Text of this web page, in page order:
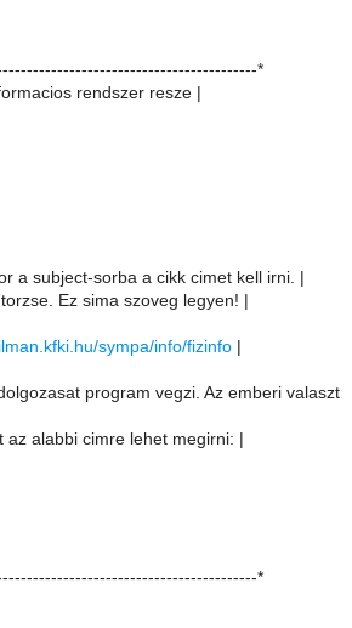
*
rendszer resze |
a subject-sorba a cikk cimet kell irni. |
Ez sima szoveg legyen! |
sympa/info/fizinfo
program vegzi. Az emberi valaszt
az alabbi cimre lehet megirni: |
*